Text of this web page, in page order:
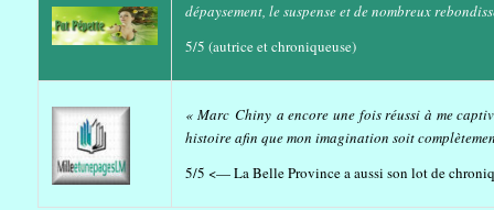
dépaysement, le suspense et de nombreux
5/5 (autrice et chroniqueuse)
« Marc Chiny a encore une fois réussi à me
histoire afin que mon imagination soit
5/5 <— La Belle Province a aussi son lot de